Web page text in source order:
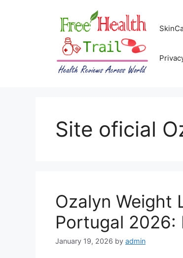
Site oficial
Ozalyn Weight
Portugal 2026:
January 19, 2026 by admin